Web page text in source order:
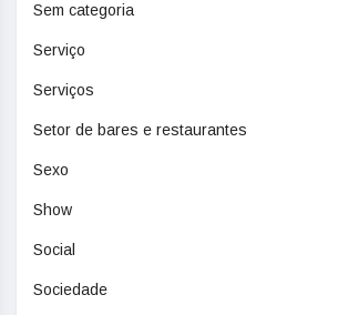
Sem categoria
Serviço
Serviços
Setor de bares e restaurantes
Sexo
Show
Social
Sociedade